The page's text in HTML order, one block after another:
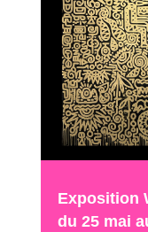
Exposition
du 25 mai